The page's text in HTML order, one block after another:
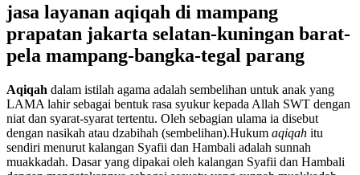
0823
1246
6713
jasa layanan aqiqah di mampang
prapatan jakarta selatan-kuningan barat-
pela mampang-bangka-tegal parang
Aqiqah dalam istilah agama adalah sembelihan untuk anak yang
LAMA lahir sebagai bentuk rasa syukur kepada Allah SWT dengan
niat dan syarat-syarat tertentu. Oleh sebagian ulama ia disebut
dengan nasikah atau dzabihah (sembelihan).Hukum aqiqah itu
sendiri menurut kalangan Syafii dan Hambali adalah sunnah
muakkadah. Dasar yang dipakai oleh kalangan Syafii dan Hambali